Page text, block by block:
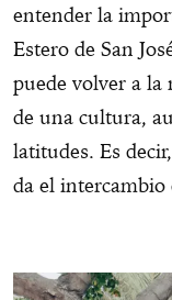
entender la
Estero de San
puede volver a la
de una cultura,
latitudes. Es
da el intercambio